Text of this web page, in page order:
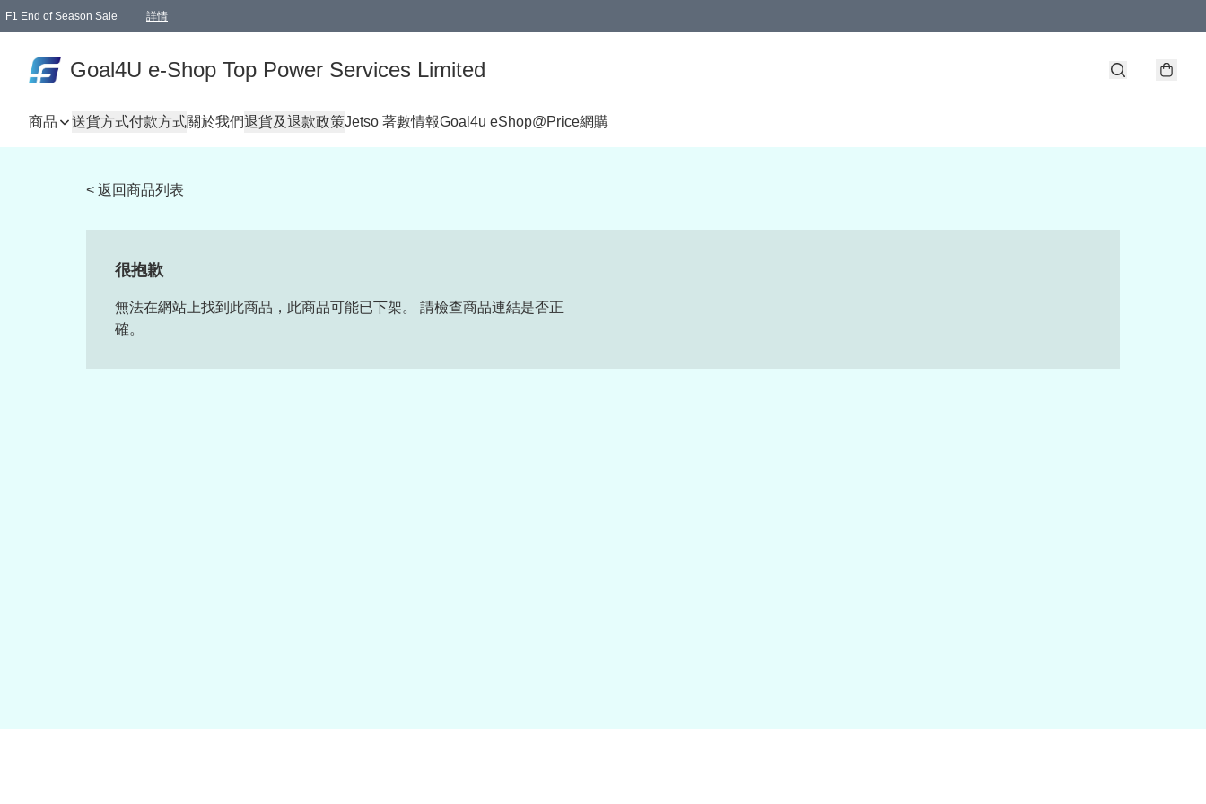
F1 End of Season Sale 詳情
Goal4U e-Shop Top Power Services Limited
商品 送貨方式付款方式關於我們退貨及退款政策Jetso 著數情報Goal4u eShop@Price網購
< 返回商品列表
很抱歉
無法在網站上找到此商品，此商品可能已下架。 請檢查商品連結是否正
確。